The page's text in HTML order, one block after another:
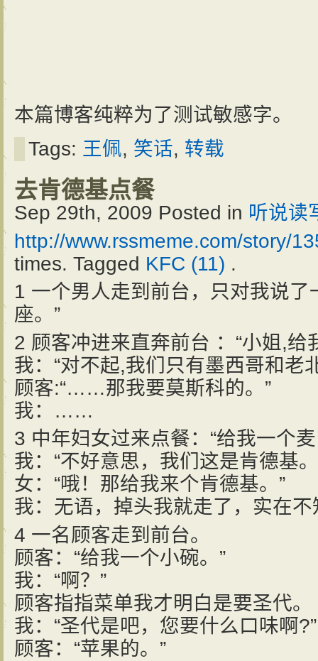
本篇博客纯粹为了测试敏感字。
Tags: 王佩, 笑话, 转载
去肯德基点餐
Sep 29th, 2009 Posted in 听说读
http://www.rssmeme.com/story/
times. Tagged KFC (11) .
1 一个男人走到前台，只对我说了
座。”
2 顾客冲进来直奔前台 ：“小姐,给
我：“对不起,我们只有墨西哥和老
顾客:“……那我要莫斯科的。”
我：……
3 中年妇女过来点餐：“给我一个
我：“不好意思，我们这是肯德基
女：“哦！那给我来个肯德基。”
我：无语，掉头我就走了，实在
4 一名顾客走到前台。
顾客：“给我一个小碗。”
我：“啊？”
顾客指指菜单我才明白是要圣代。
我：“圣代是吧，您要什么口味啊?”
顾客：“苹果的。”